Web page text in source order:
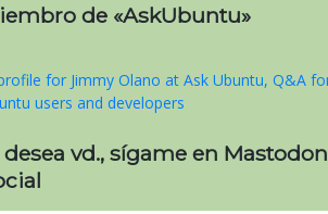
de «AskUbuntu»
desea vd., sígame en Mastodon